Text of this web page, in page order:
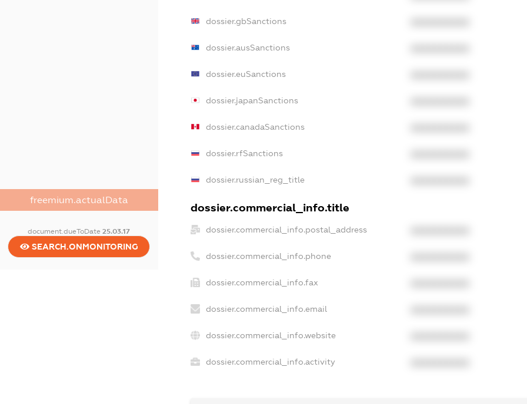
freemium.actualData
document.dueToDate25.03.17
SEARCH.ONMONITORING
dossier.gbSanctions
dossier.ausSanctions
dossier.euSanctions
dossier.japanSanctions
dossier.canadaSanctions
dossier.rfSanctions
dossier.russian_reg_title
dossier.commercial_info.title
dossier.commercial_info.postal_address
dossier.commercial_info.phone
dossier.commercial_info.fax
dossier.commercial_info.email
dossier.commercial_info.website
dossier.commercial_info.activity